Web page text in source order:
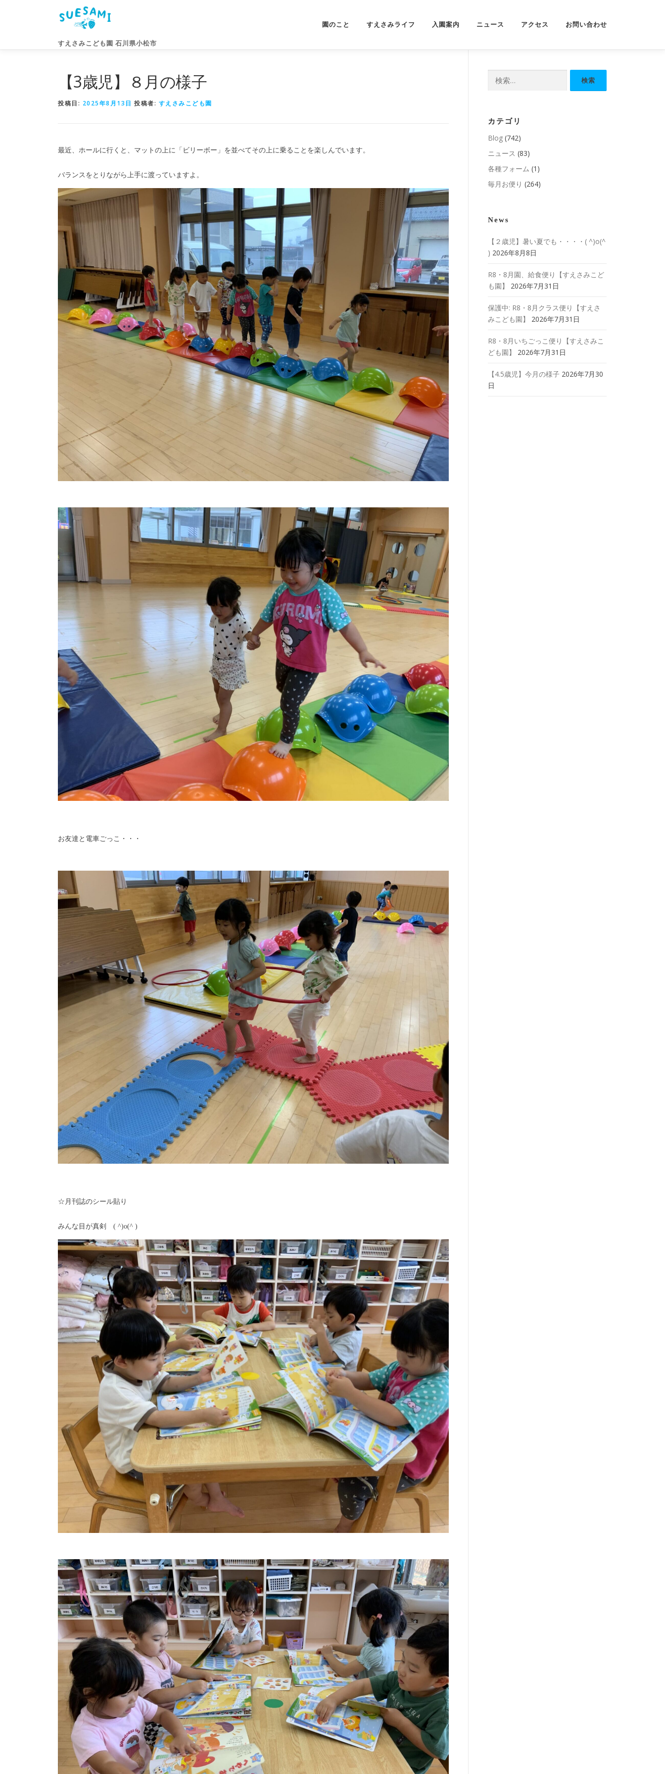
ツ
すえさみこども園 石川県小松市
園のこと すえさみライフ 入園案内 ニュース アクセス お問い合わせ
【3歳児】８月の様子
投稿日: 2025年8月13日 投稿者: すえさみこども園
最近、ホールに行くと、マットの上に「ビリーボー」を並べてその上に乗ることを楽しんでいます。
バランスをとりながら上手に渡っていますよ。
お友達と電車ごっこ・・・
☆月刊誌のシール貼り
みんな目が真剣 ( ^)o(^ )
カテゴリ
Blog (742)
ニュース (83)
各種フォーム (1)
毎月お便り (264)
News
【２歳児】暑い夏でも・・・・( ^)o(^
) 2026年8月8日
R8・8月園、給食便り【すえさみこど
も園】
2026年7月31日
保護中: R8・8月クラス便り【すえさ
みこども園】
2026年7月31日
R8・8月いちごっこ便り【すえさみこ
ども園】
2026年7月31日
【4.5歳児】今月の様子 2026年7月30
日